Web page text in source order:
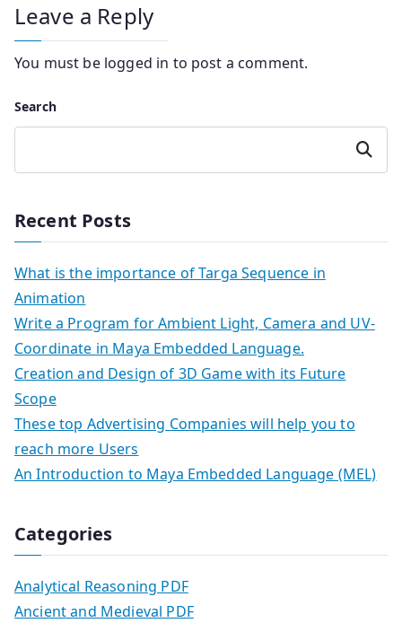
Leave a Reply
You must be logged in to post a comment.
Search
Search
Recent Posts
What is the importance of Targa Sequence in
Animation
Write a Program for Ambient Light, Camera and UV-
Coordinate in Maya Embedded Language.
Creation and Design of 3D Game with its Future
Scope
These top Advertising Companies will help you to
reach more Users
An Introduction to Maya Embedded Language (MEL)
Categories
Analytical Reasoning PDF
Ancient and Medieval PDF